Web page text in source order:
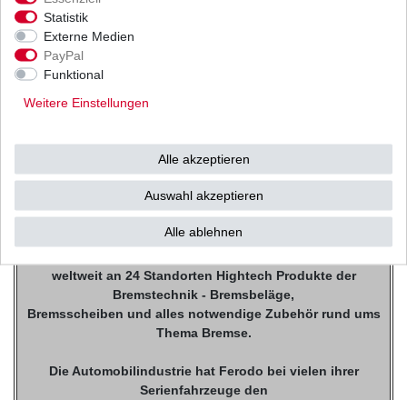
Ferodo FDB Standard
Platinum Bremsklötze
Keine Einbremszeit nötig, für leistungsorientierte Fahrer.
Geringer Verschleiss an den Bremsscheiben.
Originalbefestigungsteile oder Zubehör wie Bleche etc.
können wieder verwendet werden.
Heute gehört Ferodo zur amerikanischen Federal-Mogul
weltweit an 24 Standorten Hightech Produkte der
Bremstechnik - Bremsbeläge,
Bremsscheiben und alles notwendige Zubehör rund ums
Thema Bremse.
Die Automobilindustrie hat Ferodo bei vielen ihrer
Serienfahrzeuge den
Statistik
Externe Medien
PayPal
Funktional
Weitere Einstellungen
Alle akzeptieren
Auswahl akzeptieren
Alle ablehnen